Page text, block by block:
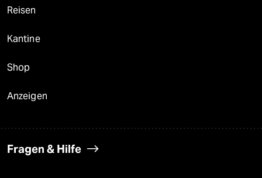
Reisen
Kantine
Shop
Anzeigen
Fragen & Hilfe